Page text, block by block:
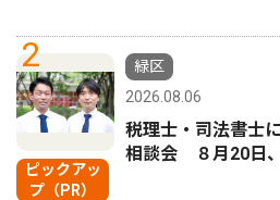
2
ピックアッ
プ（PR）
緑区
2026.08.06
税理士・司法書士
相談会 ８月20日